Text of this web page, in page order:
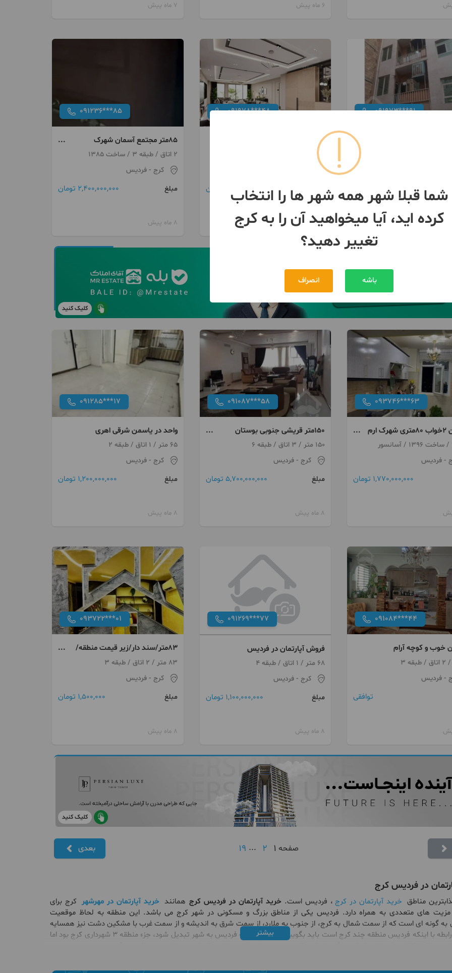
6 ماه پیش 7 ماه پیش
091973***91
2,200,000,000 تومان
091978***48
150متری* شمالی نما* فول امکانات
150 متر / 3 اتاق / طبقه 4
6,000,000,000 تومان
8 ماه پیش
091236***85
۸۵متر مجتمع آسمان شهرک
ناز(معاوضه)
2 اتاق / طبقه 3 / ساخت 1385
کرج - فردیس
مبلغ
2,400,000,000 تومان
8 ماه پیش
کلیک کنید
093746***63
آپارتمان ۲خواب ۸۰متری شهرک ارم
- فردیس
1,770,000,000 تومان
091087***58
150متر قریشی جنوبی بوستان
چهارم
150 متر / 3 اتاق / طبقه 6
کرج- فردیس
مبلغ
5,700,000,000 تومان
8 ماه پیش
091285***17
واحد در یاسمن شرقی اهری
65 متر / 1 اتاق / طبقه 2
کرج - فردیس
مبلغ
1,200,000,000 تومان
8 ماه پیش
091084***44
خوب و کوچه آرام
- فردیس
توافقی
091269***77
فروش آپارتمان در فردیس
68 متر / 1 اتاق / طبقه 4
کرج- فردیس
مبلغ
1,100,000,000 تومان
8 ماه پیش
093722***01
83متر/سند دار/زیر قیمت منطقه/
بدون مشابه فوری
83 متر / 2 اتاق / طبقه 3
کرج - فردیس
مبلغ
1,500,000 تومان
8 ماه پیش
کلیک کنید
صفحه 1
2
...
19 بعدی
در فردیس کرج
مناطق خرید آپارتمان در کرج ، فردیس است. خرید آپارتمان در فردیس کرج همانند خرید آپارتمان در مهرشهر کرج برای
مزیت های متعددی به همراه دارد. فردیس یکی از مناطق بزرگ و مسکونی در شهر کرج می باشد. این منطقه به لحاظ موقعیت
به گونه ای است که از سمت شمال به کرج، از جنوب به ملارد، از سمت شرق به اندیشه و از سمت غرب با مشکین دشت نیز همسایه
است. در رابطه با اینکه فردیس منطقه چند کرج است باید بگوییم که قبل از آنکه فردیس به شهر تبدیل شود، جزء منطقه 3 شهرداری کرج بود اما
بیشتر
شما قبلا شهر همه شهر ها را انتخاب
کرده اید، آیا میخواهید آن را به کرج
تغییر دهید؟
باشه انصراف